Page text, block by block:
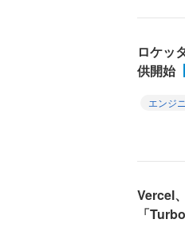
ロケッ
供開始
エンジ
Vercel
「